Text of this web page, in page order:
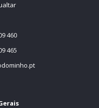
460
465